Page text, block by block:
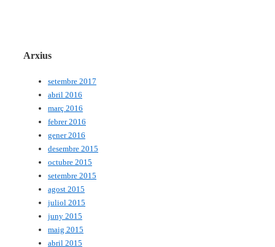
Arxius
setembre 2017
abril 2016
març 2016
febrer 2016
gener 2016
desembre 2015
octubre 2015
setembre 2015
agost 2015
juliol 2015
juny 2015
maig 2015
abril 2015